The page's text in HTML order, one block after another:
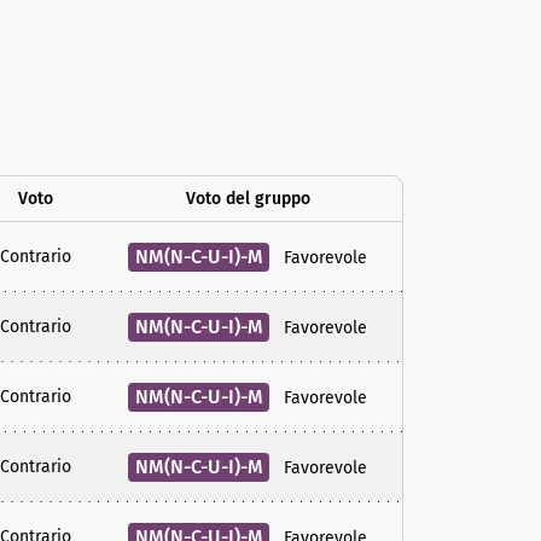
Voto Voto del gruppo
Contrario NM(N-C-U-I)-M Favorevole
Contrario NM(N-C-U-I)-M Favorevole
Contrario NM(N-C-U-I)-M Favorevole
Contrario NM(N-C-U-I)-M Favorevole